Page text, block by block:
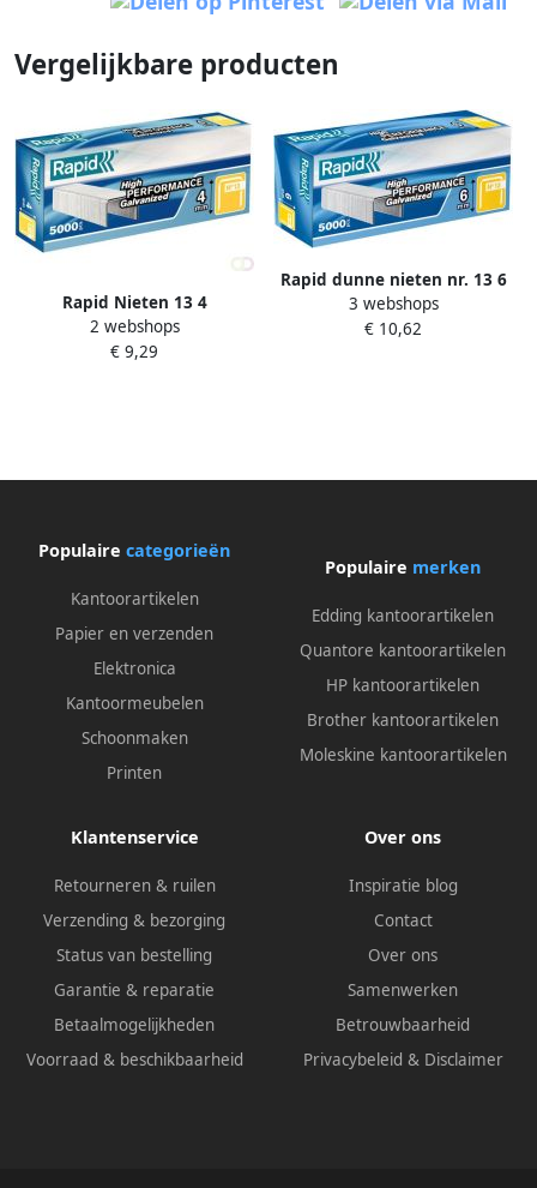
Vergelijkbare producten
Rapid Nieten 13 4
gegalvaniseerd standaard
5000 stuks
2 webshops
€ 9,29
Rapid dunne nieten nr. 13 6
gegalvaniseerd doos van
5000 stuks
3 webshops
€ 10,62
Populaire categorieën
Kantoorartikelen
Papier en verzenden
Elektronica
Kantoormeubelen
Schoonmaken
Printen
Populaire merken
Edding kantoorartikelen
Quantore kantoorartikelen
HP kantoorartikelen
Brother kantoorartikelen
Moleskine kantoorartikelen
Klantenservice
Retourneren & ruilen
Verzending & bezorging
Status van bestelling
Garantie & reparatie
Betaalmogelijkheden
Voorraad & beschikbaarheid
Over ons
Inspiratie blog
Contact
Over ons
Samenwerken
Betrouwbaarheid
Privacybeleid & Disclaimer